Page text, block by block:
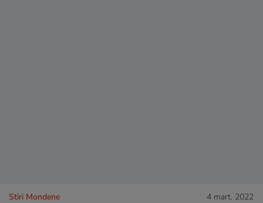
Stiri Mondene 4 mart. 2022